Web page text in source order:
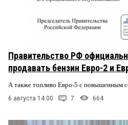
Правительство РФ
продавать бензин Евро-2 и
А также топливо Евро-5 с повышенным
6 августа 14:00 7 664